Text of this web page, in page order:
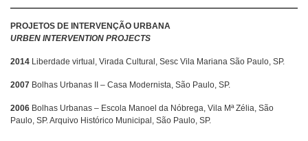
PROJETOS DE INTERVENÇÃO URBANA
URBEN INTERVENTION PROJECTS
2014 Liberdade virtual, Virada Cultural, Sesc Vila Mariana São Paulo, SP.
2007 Bolhas Urbanas II – Casa Modernista, São Paulo, SP.
2006 Bolhas Urbanas – Escola Manoel da Nóbrega, Vila Mª Zélia, São
Paulo, SP. Arquivo Histórico Municipal, São Paulo, SP.